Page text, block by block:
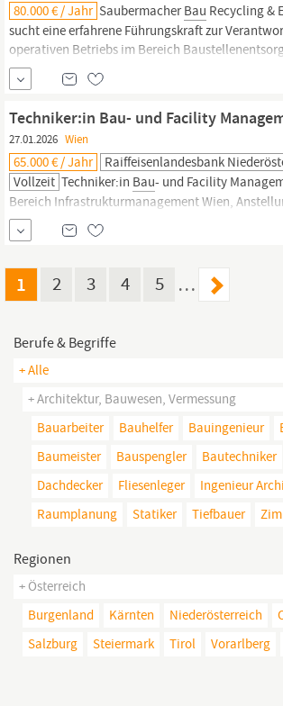
80.000 € / Jahr SaubermacherBau Recycling &
sucht eine erfahrene Führungskraft zur
operativen Betriebs im Bereich
Baustoffrecycling, inklusive Prozess- und
Sie arbeiten eng mit der Geschäftsführung
Umwelt-, Qualitäts- und Sicherheitsstandards,
die...
Techniker:in Bau- und Facility
27.01.2026 Wien
65.000 € / Jahr
Raiffeisenlandesbank
Vollzeit Techniker:in Bau- und Facility
Bereich Infrastrukturmanagement Wien,
Sie möchten Ihre Fachkompetenz in einem
einsetzen, das Transparenz, Offenheit und Ihre
Teamgeist schätzt und Ihnen die Möglichkeit
in1 2 3 4 5 …
Berufe & Begriffe
+ Alle
+ Architektur, Bauwesen, Vermessung
Bauarbeiter
Bauhelfer Bauingenieur
Baumeister
Bauspengler Bautechniker
Dachdecker
Fliesenleger Ingenieur
Raumplanung
Statiker Tiefbauer
Regionen
+ Österreich
Burgenland
Kärnten Niederösterreich
Salzburg
Steiermark Tirol Vorarlberg